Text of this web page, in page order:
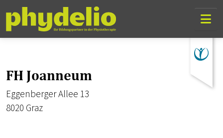
Skip LinksSkip to content
Skip to mobile navigation
Go to website search page
FH Joanneum
Eggenberger Allee 13
8020 Graz